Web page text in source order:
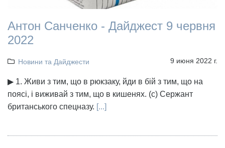
Антон Санченко - Дайджест 9 червня
2022
Новини та Дайджести 9 июня 2022 г.
▶ 1. Живи з тим, що в рюкзаку, йди в бій з тим, що на
поясі, і виживай з тим, що в кишенях. (с) Сержант
британського спецназу. [...]